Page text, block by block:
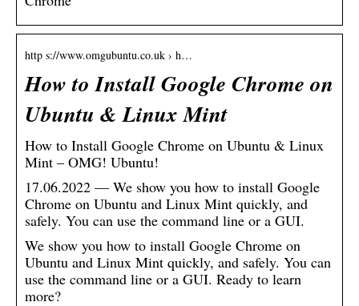
http s://www.omgubuntu.co.uk › h…
How to Install Google Chrome on
Ubuntu & Linux Mint
How to Install Google Chrome on Ubuntu & Linux
Mint – OMG! Ubuntu!
17.06.2022 — We show you how to install Google
Chrome on Ubuntu and Linux Mint quickly, and
safely. You can use the command line or a GUI.
We show you how to install Google Chrome on
Ubuntu and Linux Mint quickly, and safely. You can
use the command line or a GUI. Ready to learn
more?